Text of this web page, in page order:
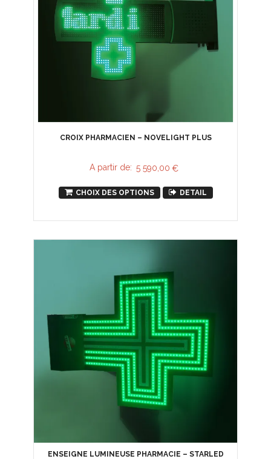
CROIX PHARMACIEN – NOVELIGHT PLUS
A partir de: 5 590,00 €
CHOIX DES OPTIONS DETAIL
ENSEIGNE LUMINEUSE PHARMACIE – STARLED